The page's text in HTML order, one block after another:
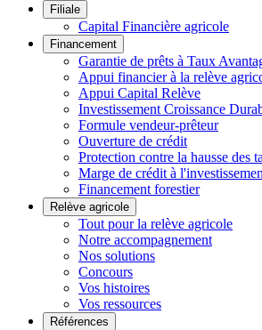
Filiale
Capital Financière agricole
Financement
Garantie de prêts à Taux
Appui financier à la relève
Appui Capital Relève
Investissement Croissance
Formule vendeur-prêteur
Ouverture de crédit
Protection contre la hausse des
Marge de crédit à
Financement forestier
Relève agricole
Tout pour la relève agricole
Notre accompagnement
Nos solutions
Concours
Vos histoires
Vos ressources
Références